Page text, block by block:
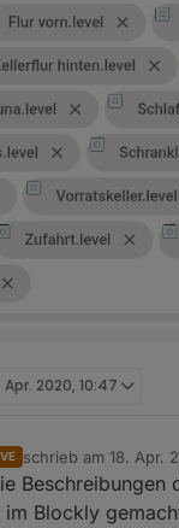
Apr. 2020, 10:47
schrieb am18. Apr.
zuletzt editiert von
Blockly